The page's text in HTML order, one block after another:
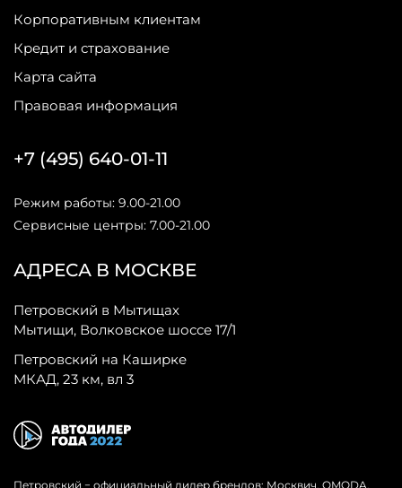
Корпоративным клиентам
Кредит и страхование
Карта сайта
Правовая информация
АДРЕСА В МОСКВЕ
Петровский в Мытищах
Мытищи, Волковское шоссе 17/1
Петровский на Каширке
МКАД, 23 км, вл 3
+7 (495) 640-01-11
Режим работы: 9.00-21.00
Сервисные центры: 7.00-21.00
Петровский − официальный дилер брендов: Москвич, OMODA,